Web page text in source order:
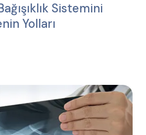
Sistemini
Yolları